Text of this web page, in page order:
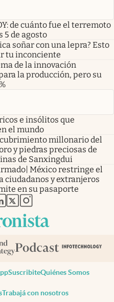
de cuánto fue el terremoto
5 de agosto
soñar con una lepra? Esto
tu inconciente
de la innovación
la producción, pero su
e insólitos que
el mundo
millonario del
y piedras preciosas de
de Sanxingdui
México restringe el
ciudadanos y extranjeros
en su pasaporte
nueva pestaña
en nueva pestaña
abre en nueva pestaña
abre en nueva pestaña
abre en nueva pestaña
SuscribiteQuiénes Somos
Trabajá con nosotros